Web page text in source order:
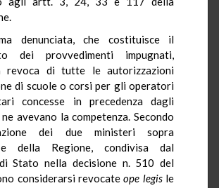
denunciata, che costituisce il
dei provvedimenti impugnati,
revoca di tutte le autorizzazioni
di scuole o corsi per gli operatori
concesse in precedenza dagli
avevano la competenza. Secondo
dei due ministeri sopra
della Regione, condivisa dal
Stato nella decisione n. 510 del
considerarsi revocateope legisle